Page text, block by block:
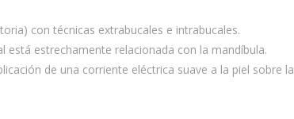
con técnicas extrabucales e intrabucales.
está estrechamente relacionada con la mandíbula.
de una corriente eléctrica suave a la piel sobre la